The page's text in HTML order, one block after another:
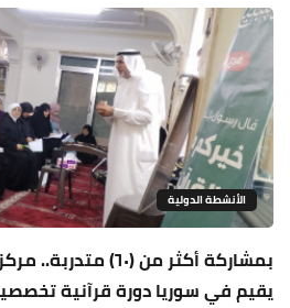
الأنشطة الدولية
بمشاركة أكثر من (٦٠)
يقيم في سوريا دورة قرآنية